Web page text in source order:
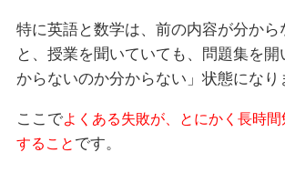
特に英語と数学は、前の内容が分から
と、授業を聞いていても、問題集を開
からないのか分からない」状態になり
ここでよくある失敗が、とにかく長時間
すること です。